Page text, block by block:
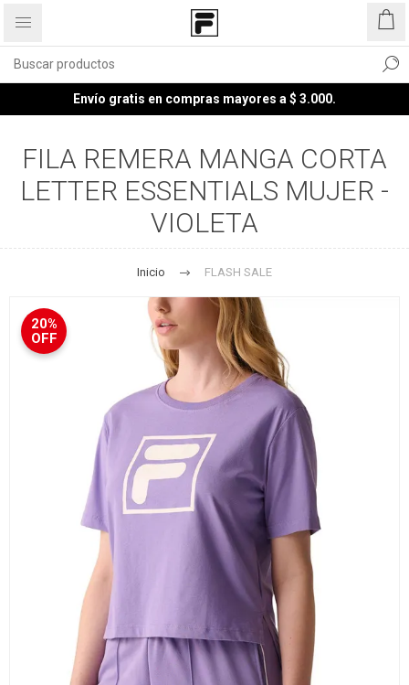
Envío gratis en compras mayores a $ 3.000.
FILA REMERA MANGA CORTA
LETTER ESSENTIALS MUJER -
VIOLETA
Inicio FLASH SALE
20%
OFF